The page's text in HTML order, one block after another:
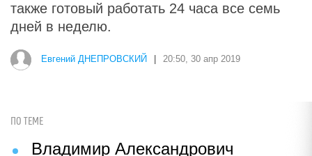
также готовый работать 24 часа все семь
дней в неделю.
Евгений ДНЕПРОВСКИЙ 20:50, 30 апр 2019
ПО ТЕМЕ
Владимир Александрович